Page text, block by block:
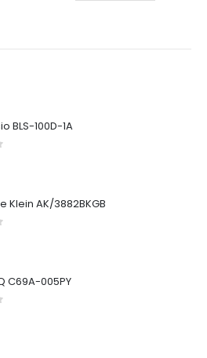
BLS-100D-1A
5
Klein AK/3882BKGB
5
C69A-005PY
5